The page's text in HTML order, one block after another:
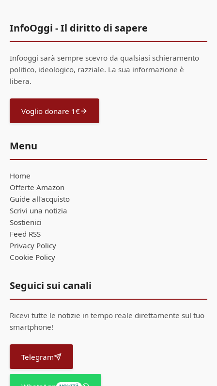
InfoOggi - Il diritto di sapere
Infooggi sarà sempre scevro da qualsiasi schieramento
politico, ideologico, razziale. La sua informazione è
libera.
Voglio donare 1€
Menu
Home
Offerte Amazon
Guide all'acquisto
Scrivi una notizia
Sostienici
Feed RSS
Privacy Policy
Cookie Policy
Seguici sui canali
Ricevi tutte le notizie in tempo reale direttamente sul tuo
smartphone!
Telegram